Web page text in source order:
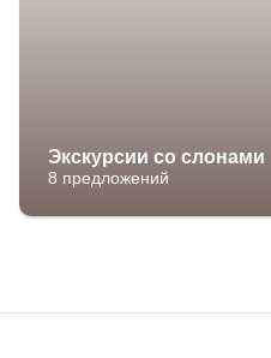
Экскурсии со слонами
8 предложений